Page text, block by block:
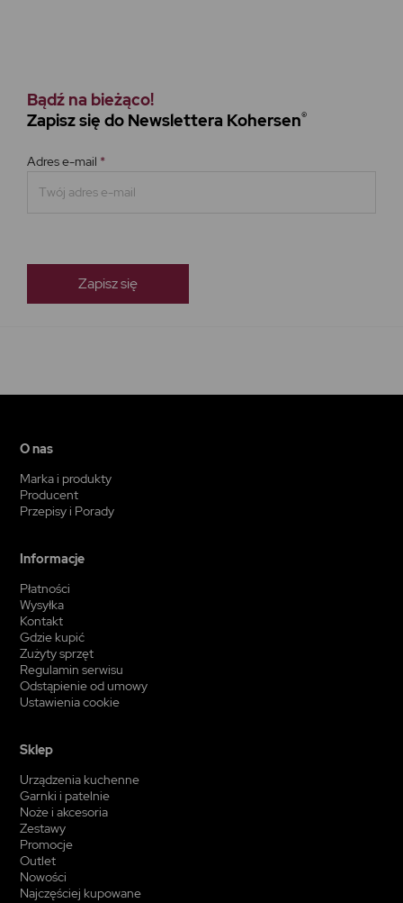
Bądź na bieżąco!
Zapisz się do Newslettera Kohersen®
Adres e-mail *
O nas
Marka i produkty
Producent
Przepisy i Porady
Informacje
Płatności
Wysyłka
Kontakt
Gdzie kupić
Zużyty sprzęt
Regulamin serwisu
Odstąpienie od umowy
Ustawienia cookie
Sklep
Urządzenia kuchenne
Garnki i patelnie
Noże i akcesoria
Zestawy
Promocje
Outlet
Nowości
Najczęściej kupowane